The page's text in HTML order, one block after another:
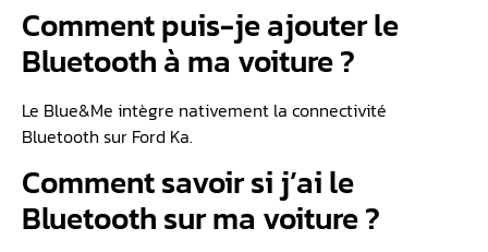
Comment puis-je ajouter le
Bluetooth à ma voiture ?
Le Blue&Me intègre nativement la connectivité
Bluetooth sur Ford Ka.
Comment savoir si j’ai le
Bluetooth sur ma voiture ?